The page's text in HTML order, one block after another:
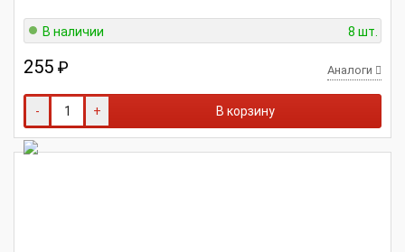
В наличии 8 шт.
255 ₽ Аналоги
- + В корзину